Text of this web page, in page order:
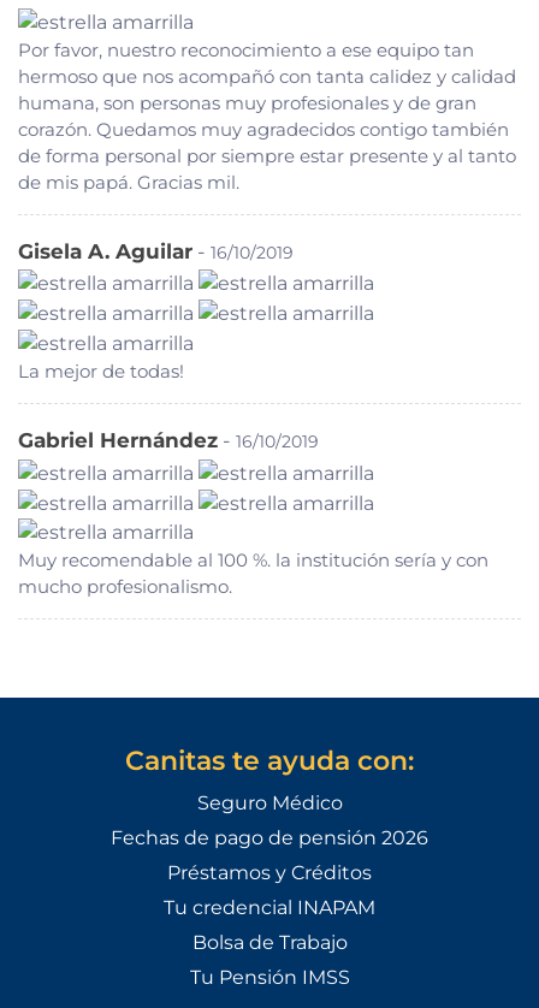
Por favor, nuestro reconocimiento a ese equipo tan
hermoso que nos acompañó con tanta calidez y calidad
humana, son personas muy profesionales y de gran
corazón. Quedamos muy agradecidos contigo también
de forma personal por siempre estar presente y al tanto
de mis papá. Gracias mil.
Gisela A. Aguilar - 16/10/2019
La mejor de todas!
Gabriel Hernández - 16/10/2019
Muy recomendable al 100 %. la institución sería y con
mucho profesionalismo.
Canitas te ayuda con:
Seguro Médico
Fechas de pago de pensión 2026
Préstamos y Créditos
Tu credencial INAPAM
Bolsa de Trabajo
Tu Pensión IMSS